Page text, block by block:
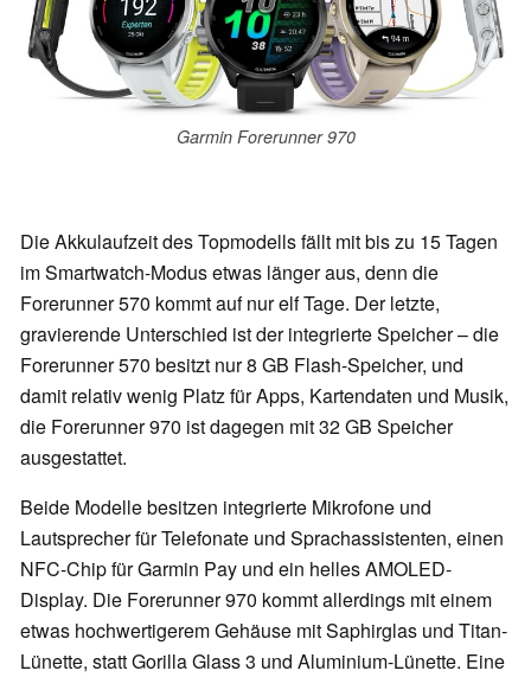
Garmin Forerunner 970
Die Akkulaufzeit des Topmodells fällt mit bis zu 15 Tagen
im Smartwatch-Modus etwas länger aus, denn die
Forerunner 570 kommt auf nur elf Tage. Der letzte,
gravierende Unterschied ist der integrierte Speicher – die
Forerunner 570 besitzt nur 8 GB Flash-Speicher, und
damit relativ wenig Platz für Apps, Kartendaten und Musik,
die Forerunner 970 ist dagegen mit 32 GB Speicher
ausgestattet.
Beide Modelle besitzen integrierte Mikrofone und
Lautsprecher für Telefonate und Sprachassistenten, einen
NFC-Chip für Garmin Pay und ein helles AMOLED-
Display. Die Forerunner 970 kommt allerdings mit einem
etwas hochwertigerem Gehäuse mit Saphirglas und Titan-
Lünette, statt Gorilla Glass 3 und Aluminium-Lünette. Eine